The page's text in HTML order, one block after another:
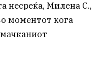
несреќа, Милена С.,
моментот кога